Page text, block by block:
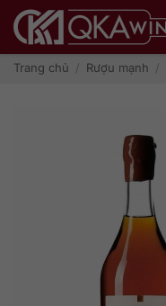
qua
dungTrang chủ / Rượu mạnh /